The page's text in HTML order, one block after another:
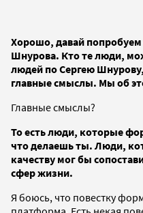
Хорошо, давай попробуем
Шнурова. Кто те люди,
людей по Сергею
главные смыслы. Мы об
Главные смыслы?
То есть люди, которые
что делаешь ты. Люди,
качеству мог бы
сфер жизни.
Я боюсь, что повестку